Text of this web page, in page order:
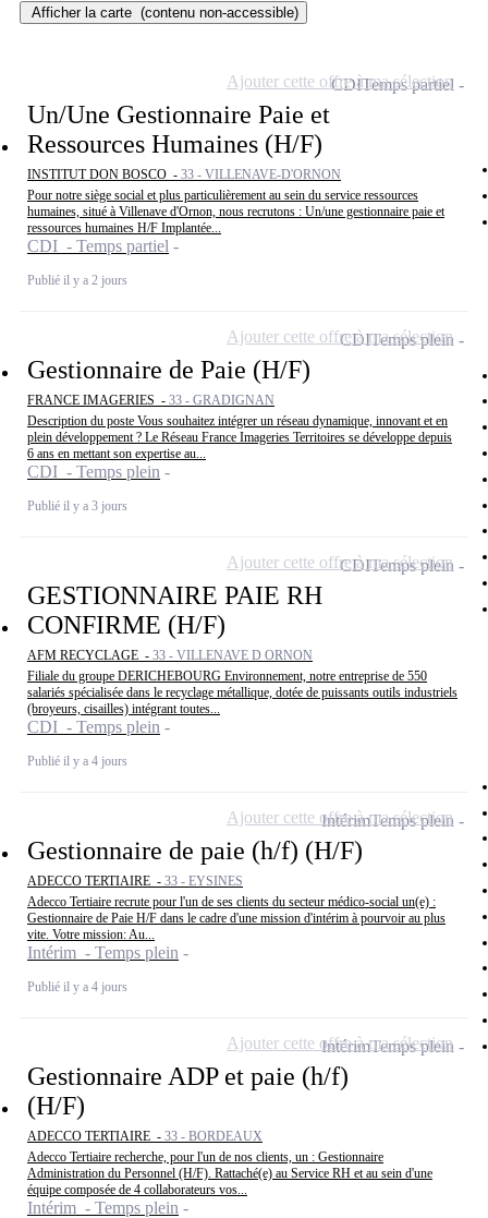
Afficher la carte (contenu non-accessible)
Un/Une Gestionnaire Paie et
Ressources Humaines (H/F)
INSTITUT DON BOSCO - 33 - VILLENAVE-D'ORNON
Pour notre siège social et plus particulièrement au sein du service ressources
humaines, situé à Villenave d'Ornon, nous recrutons : Un/une gestionnaire paie et
ressources humaines H/F Implantée...
CDI - Temps partiel
Publié il y a 2 jours
CDITemps partiel
Ajouter cette offre à ma sélection
Gestionnaire de Paie (H/F)
FRANCE IMAGERIES - 33 - GRADIGNAN
Description du poste Vous souhaitez intégrer un réseau dynamique, innovant et en
plein développement ? Le Réseau France Imageries Territoires se développe depuis
6 ans en mettant son expertise au...
CDI - Temps plein
Publié il y a 3 jours
CDITemps plein
Ajouter cette offre à ma sélection
GESTIONNAIRE PAIE RH
CONFIRME (H/F)
AFM RECYCLAGE - 33 - VILLENAVE D ORNON
Filiale du groupe DERICHEBOURG Environnement, notre entreprise de 550
salariés spécialisée dans le recyclage métallique, dotée de puissants outils industriels
(broyeurs, cisailles) intégrant toutes...
CDI - Temps plein
Publié il y a 4 jours
CDITemps plein
Ajouter cette offre à ma sélection
Gestionnaire de paie (h/f) (H/F)
ADECCO TERTIAIRE - 33 - EYSINES
Adecco Tertiaire recrute pour l'un de ses clients du secteur médico-social un(e) :
Gestionnaire de Paie H/F dans le cadre d'une mission d'intérim à pourvoir au plus
vite. Votre mission: Au...
Intérim - Temps plein
Publié il y a 4 jours
IntérimTemps plein
Ajouter cette offre à ma sélection
Gestionnaire ADP et paie (h/f)
(H/F)
ADECCO TERTIAIRE - 33 - BORDEAUX
Adecco Tertiaire recherche, pour l'un de nos clients, un : Gestionnaire
Administration du Personnel (H/F). Rattaché(e) au Service RH et au sein d'une
équipe composée de 4 collaborateurs vos...
Intérim - Temps plein
IntérimTemps plein
Ajouter cette offre à ma sélection